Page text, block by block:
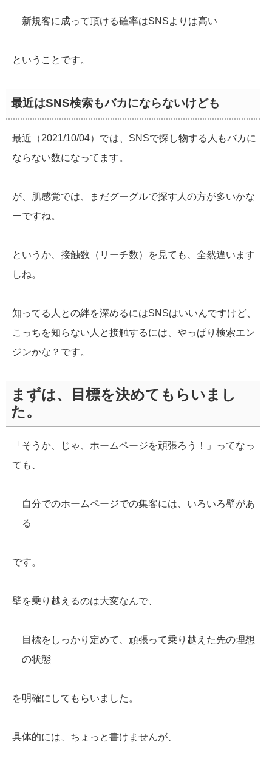
新規客に成って頂ける確率はSNSよりは高い
ということです。
最近はSNS検索もバカにならないけども
最近（2021/10/04）では、SNSで探し物する人もバカに
ならない数になってます。
が、肌感覚では、まだグーグルで探す人の方が多いかな
ーですね。
というか、接触数（リーチ数）を見ても、全然違います
しね。
知ってる人との絆を深めるにはSNSはいいんですけど、
こっちを知らない人と接触するには、やっぱり検索エン
ジンかな？です。
まずは、目標を決めてもらいまし
た。
「そうか、じゃ、ホームページを頑張ろう！」ってなっ
ても、
自分でのホームページでの集客には、いろいろ壁があ
る
です。
壁を乗り越えるのは大変なんで、
目標をしっかり定めて、頑張って乗り越えた先の理想
の状態
を明確にしてもらいました。
具体的には、ちょっと書けませんが、